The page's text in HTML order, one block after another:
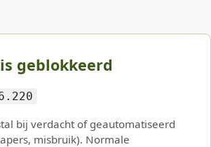
geblokkeerd
bij verdacht of geautomatiseerd
misbruik). Normale